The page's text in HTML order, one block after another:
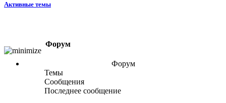
Активные темы
Форум
Форум
Темы
Сообщения
Последнее сообщение